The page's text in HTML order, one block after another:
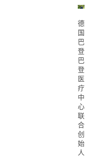
德
国
巴
登
巴
登
医
疗
中
心
联
合
创
始
人